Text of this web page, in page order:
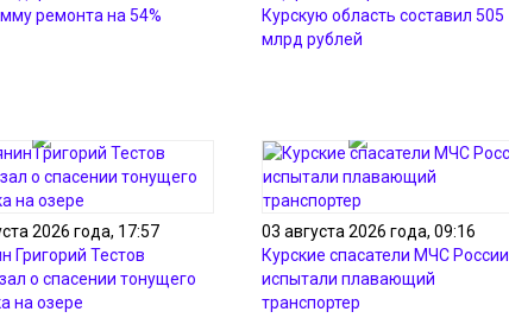
ремонта на 54%
Курскую область составил 505
млрд рублей
2026 года, 17:57
Григорий Тестов
о спасении тонущего
на озере
03 августа 2026 года, 09:16
Курские спасатели МЧС России
испытали плавающий
транспортер